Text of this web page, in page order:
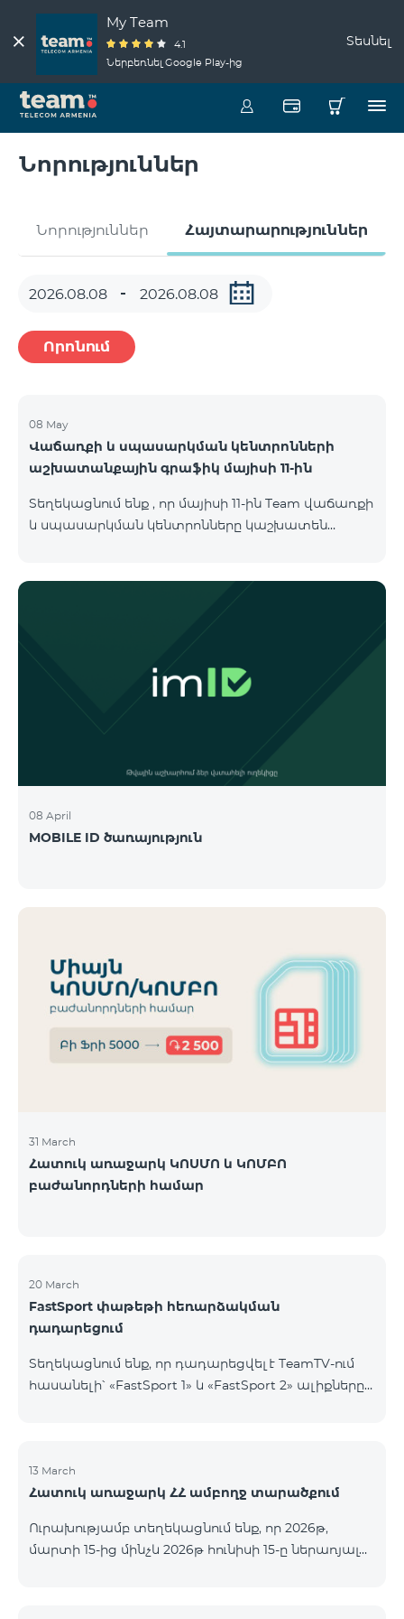
My Team
4.1
Ներբեռնել Google Play-ից
Տեսնել
Նորություններ
Նորություններ Հայտարարություններ
Որոնում
08 May
Վաճառքի և սպասարկման կենտրոնների
աշխատանքային գրաֆիկ մայիսի 11-ին
Տեղեկացնում ենք , որ մայիսի 11-ին Team վաճառքի
և սպասարկման կենտրոնները կաշխատեն
ՀԱԹ 09:00-20:00 09:00-17:00 Երևան Ազատություն
09:00-19:00 09:00-17:00 Երևան Կոմիտաս 1 09:00-
08 April
MOBILE ID ծառայություն
31 March
Հատուկ առաջարկ ԿՈՍՄՈ և ԿՈՄԲՈ
բաժանորդների համար
20 March
FastSport փաթեթի հեռարձակման
դադարեցում
Տեղեկացնում ենք, որ դադարեցվել է TeamTV-ում
հասանելի՝ «FastSport 1» և «FastSport 2» ալիքները
Հարցերի կամ լրացուցիչ տեղեկությունների
համար խնդրում ենք դիմել «Ֆասթ Մեդիա»
13 March
Հատուկ առաջարկ ՀՀ ամբողջ տարածքում
Ուրախությամբ տեղեկացնում ենք, որ 2026թ,
մարտի 15-ից մինչև 2026թ հունիսի 15-ը ներառյալ